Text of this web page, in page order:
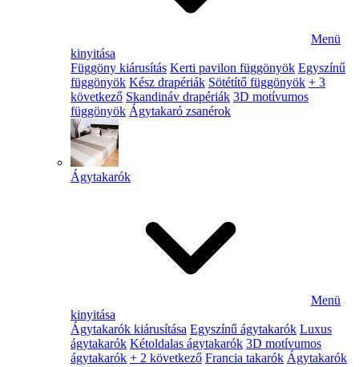
Menü
kinyitása
Függöny kiárusítás Kerti pavilon függönyök Egyszínű
függönyök Kész drapériák Sötétítő függönyök + 3
következő Skandináv drapériák 3D motívumos
függönyök Ágytakaró zsanérok
Ágytakarók
Menü
kinyitása
Ágytakarók kiárusítása Egyszínű ágytakarók Luxus
ágytakarók Kétoldalas ágytakarók 3D motívumos
ágytakarók + 2 következő Francia takarók Ágytakarók